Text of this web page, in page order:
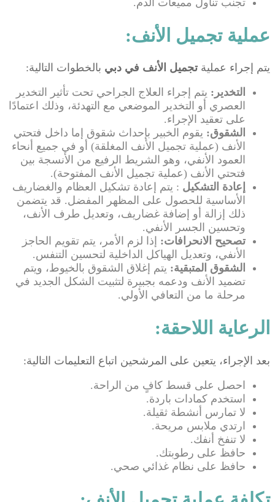
عملية تجميل الأنف:
يتم إجراء عملية تجميل الأنف في دبي بالخطوات التالية:
التخدير: يتم إجراء العلاج الجراحي تحت تأثير التخدير
العصري أو التخدير الموضعي مع التهدئة، وذلك اعتمادًا
على تعقيد الإجراء.
الشقوق: يقوم الخبير بإحداث شقوق إما داخل فتحتي
الأنف (عملية تجميل الأنف المغلقة) أو في جميع أنحاء
العمود الأنفي، وهو الشريط الرفيع من الأنسجة بين
فتحتي الأنف (عملية تجميل الأنف المفتوحة).
إعادة التشكيل : يتم إعادة تشكيل العظام والغضاريف
الأساسية للحصول على المظهر المفضل. قد يتضمن
ذلك إزالة أو إضافة غضاريف، وتعديل طرف الأنف،
وتحسين الجسر الأنفي.
تصحيح الانحرافات: إذا لزم الأمر، يتم تقويم الحاجز
الأنفي، وتعديل الهياكل الداخلية لتحسين التنفس.
الشقوق المتبقية: يتم إغلاق الشقوق بالخيوط، ويتم
تضميد الأنف ودعمه بجبيرة لتثبيت الشكل الجديد في
مرحلة ما من التعافي الأولي.
الرعاية اللاحقة:
بعد الإجراء، يتعين على المرشحين اتباع التعليمات التالية:
احصل على قسط كافٍ من الراحة.
استخدم كمادات باردة.
لا تمارس أنشطة ثقيلة.
ارتدي ملابس مريحة.
لا تنفخ أنفك.
حافظ على رطوبتك.
حافظ على نظام غذائي صحي.